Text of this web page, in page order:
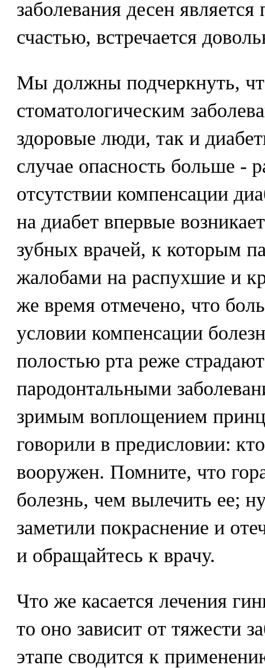
заболевания десен
счастью, встречается
Мы должны подчеркнуть,
стоматологическим
здоровые люди, так и
случае опасность больше -
отсутствии компенсации
на диабет впервые
зубных врачей, к которым
жалобами на распухшие и
же время отмечено, что
условии компенсации
полостью рта реже
пародонтальными
зримым воплощением
говорили в предисловии:
вооружен. Помните, что
болезнь, чем вылечить ее;
заметили покраснение и
и обращайтесь к врачу.
Что же касается лечения
то оно зависит от тяжести
этапе сводится к